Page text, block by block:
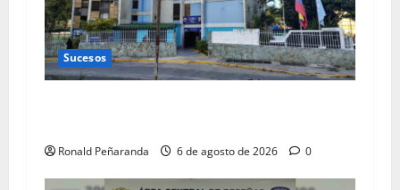
Sucesos
Ronald Peñaranda 6 de agosto de 2026 0